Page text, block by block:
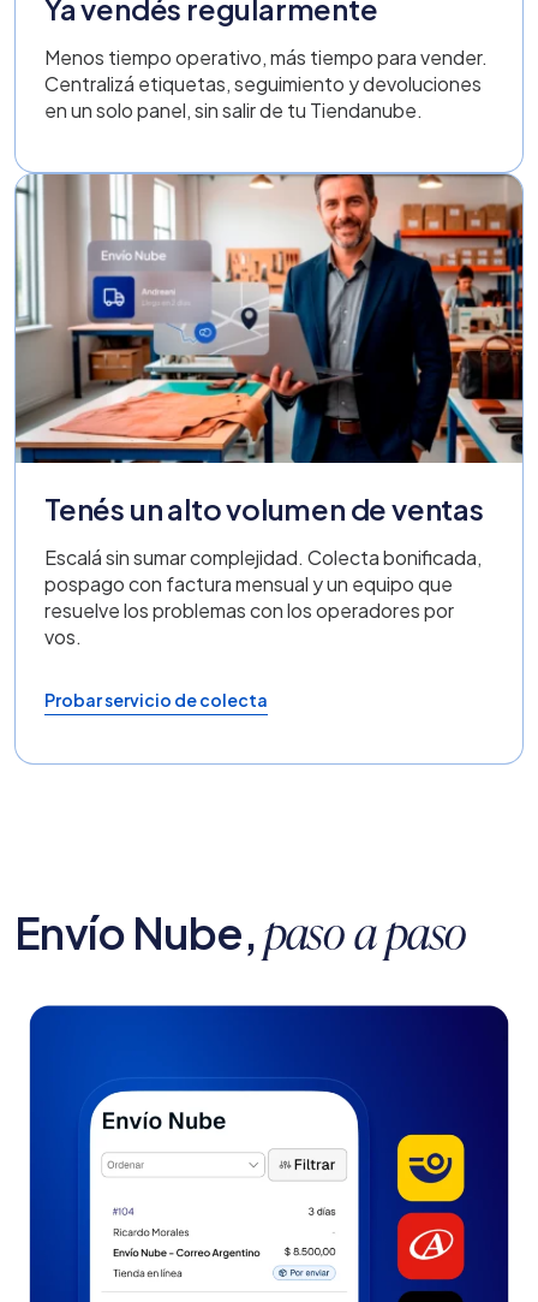
Ya vendés regularmente
Menos tiempo operativo, más tiempo para vender.
Centralizá etiquetas, seguimiento y devoluciones
en un solo panel, sin salir de tu Tiendanube.
Tenés un alto volumen de ventas
Escalá sin sumar complejidad. Colecta bonificada,
pospago con factura mensual y un equipo que
resuelve los problemas con los operadores por
vos.
Probar servicio de colecta
Envío Nube, paso a paso